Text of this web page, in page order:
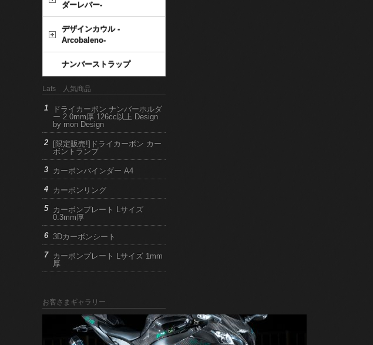
ダーレバー-
デザインカウル -
Arcobaleno-
ナンバーストラップ
Lafs 人気商品
ドライカーボン ナンバーホルダ
ー 2.0mm厚 126cc以上 Design
by mon Design
[限定販売!]ドライカーボン カー
ボントランプ
カーボンバインダー A4
カーボンリング
カーボンプレート Lサイズ
0.3mm厚
3Dカーボンシート
カーボンプレート Lサイズ 1mm
厚
お客さまギャラリー